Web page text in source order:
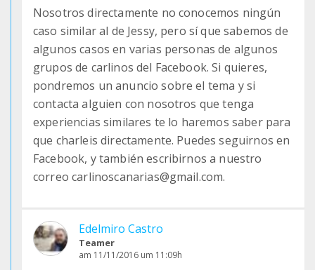
Nosotros directamente no conocemos ningún
caso similar al de Jessy, pero sí que sabemos de
algunos casos en varias personas de algunos
grupos de carlinos del Facebook. Si quieres,
pondremos un anuncio sobre el tema y si
contacta alguien con nosotros que tenga
experiencias similares te lo haremos saber para
que charleis directamente. Puedes seguirnos en
Facebook, y también escribirnos a nuestro
correo carlinoscanarias@gmail.com.
Edelmiro Castro
Teamer
am 11/11/2016 um 11:09h